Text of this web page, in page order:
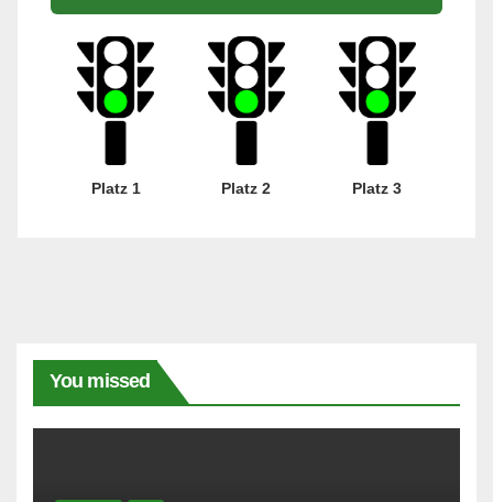
Platz 1 Platz 2 Platz 3
You missed